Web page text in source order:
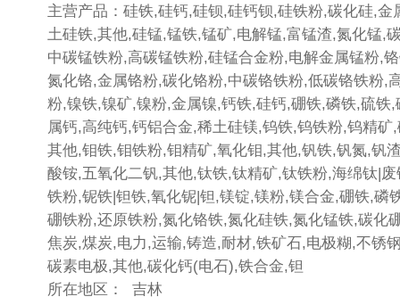
主营产品：硅铁,硅钙,硅钡,硅钙钡,硅铁粉,碳化硅,金
土硅铁,其他,硅锰,锰铁,锰矿,电解锰,富锰渣,氮化锰,
中碳锰铁粉,高碳锰铁粉,硅锰合金粉,电解金属锰粉,
氮化铬,金属铬粉,碳化铬粉,中碳铬铁粉,低碳铬铁粉,
粉,镍铁,镍矿,镍粉,金属镍,钙铁,硅钙,硼铁,磷铁,硫铁
属钙,高纯钙,钙铝合金,稀土硅镁,钨铁,钨铁粉,钨精矿
其他,钼铁,钼铁粉,钼精矿,氧化钼,其他,钒铁,钒氮,钒
酸铵,五氧化二钒,其他,钛铁,钛精矿,钛铁粉,海绵钛|
铁粉,铌铁|钽铁,氧化铌|钽,镁锭,镁粉,镁合金,硼铁,磷
硼铁粉,还原铁粉,氮化铬铁,氮化硅铁,氮化锰铁,碳化
焦炭,煤炭,电力,运输,铸造,耐材,铁矿石,电极糊,不锈
碳素电极,其他,碳化钙(电石),铁合金,钽
所在地区： 吉林